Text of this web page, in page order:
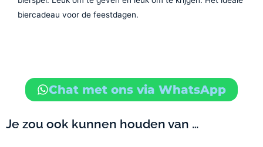
biercadeau voor de feestdagen.
Chat met ons via WhatsApp
Je zou ook kunnen houden van …